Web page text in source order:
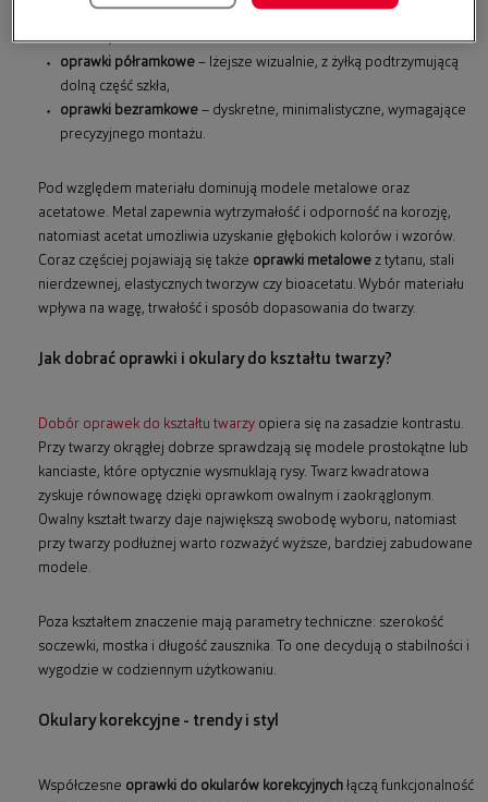
zapewniając stabilność i trwałość; polecane przy wyższych
mocach,
oprawki półramkowe – lżejsze wizualnie, z żyłką podtrzymującą
dolną część szkła,
oprawki bezramkowe – dyskretne, minimalistyczne, wymagające
precyzyjnego montażu.
Pod względem materiału dominują modele metalowe oraz
acetatowe. Metal zapewnia wytrzymałość i odporność na korozję,
natomiast acetat umożliwia uzyskanie głębokich kolorów i wzorów.
Coraz częściej pojawiają się także oprawki metalowe z tytanu, stali
nierdzewnej, elastycznych tworzyw czy bioacetatu. Wybór materiału
wpływa na wagę, trwałość i sposób dopasowania do twarzy.
Jak dobrać oprawki i okulary do kształtu twarzy?
Dobór oprawek do kształtu twarzy opiera się na zasadzie kontrastu.
Przy twarzy okrągłej dobrze sprawdzają się modele prostokątne lub
kanciaste, które optycznie wysmuklają rysy. Twarz kwadratowa
zyskuje równowagę dzięki oprawkom owalnym i zaokrąglonym.
Owalny kształt twarzy daje największą swobodę wyboru, natomiast
przy twarzy podłużnej warto rozważyć wyższe, bardziej zabudowane
modele.
Poza kształtem znaczenie mają parametry techniczne: szerokość
soczewki, mostka i długość zausznika. To one decydują o stabilności i
wygodzie w codziennym użytkowaniu.
Okulary korekcyjne - trendy i styl
Współczesne oprawki do okularów korekcyjnych łączą funkcjonalność